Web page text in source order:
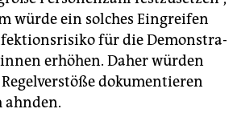
würde ein solches Eingreifen
für die De­mons­tra­
erhöhen. Daher würden
dokumentieren
ahnden.